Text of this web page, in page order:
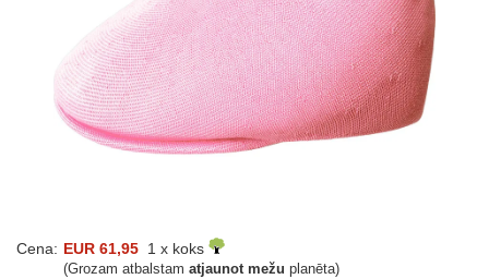
Cena: EUR 61,95 1 x koks
(Grozam atbalstam atjaunot mežu planēta)